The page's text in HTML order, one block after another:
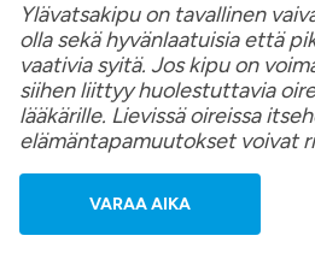
Ylävatsakipu on tavallinen
olla sekä hyvänlaatuisia että
vaativia syitä. Jos kipu on
siihen liittyy huolestuttavia
lääkärille. Lievissä oireissa
elämäntapamuutokset voivat
VARAA AIKA